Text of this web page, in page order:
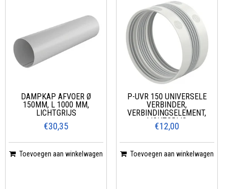
DAMPKAP AFVOER Ø
150MM, L 1000 MM,
LICHTGRIJS
€30,35
Toevoegen aan winkelwagen
P-UVR 150 UNIVERSELE
VERBINDER,
VERBINDINGSELEMENT,
LICHTGRIJS
€12,00
Toevoegen aan winkelwagen